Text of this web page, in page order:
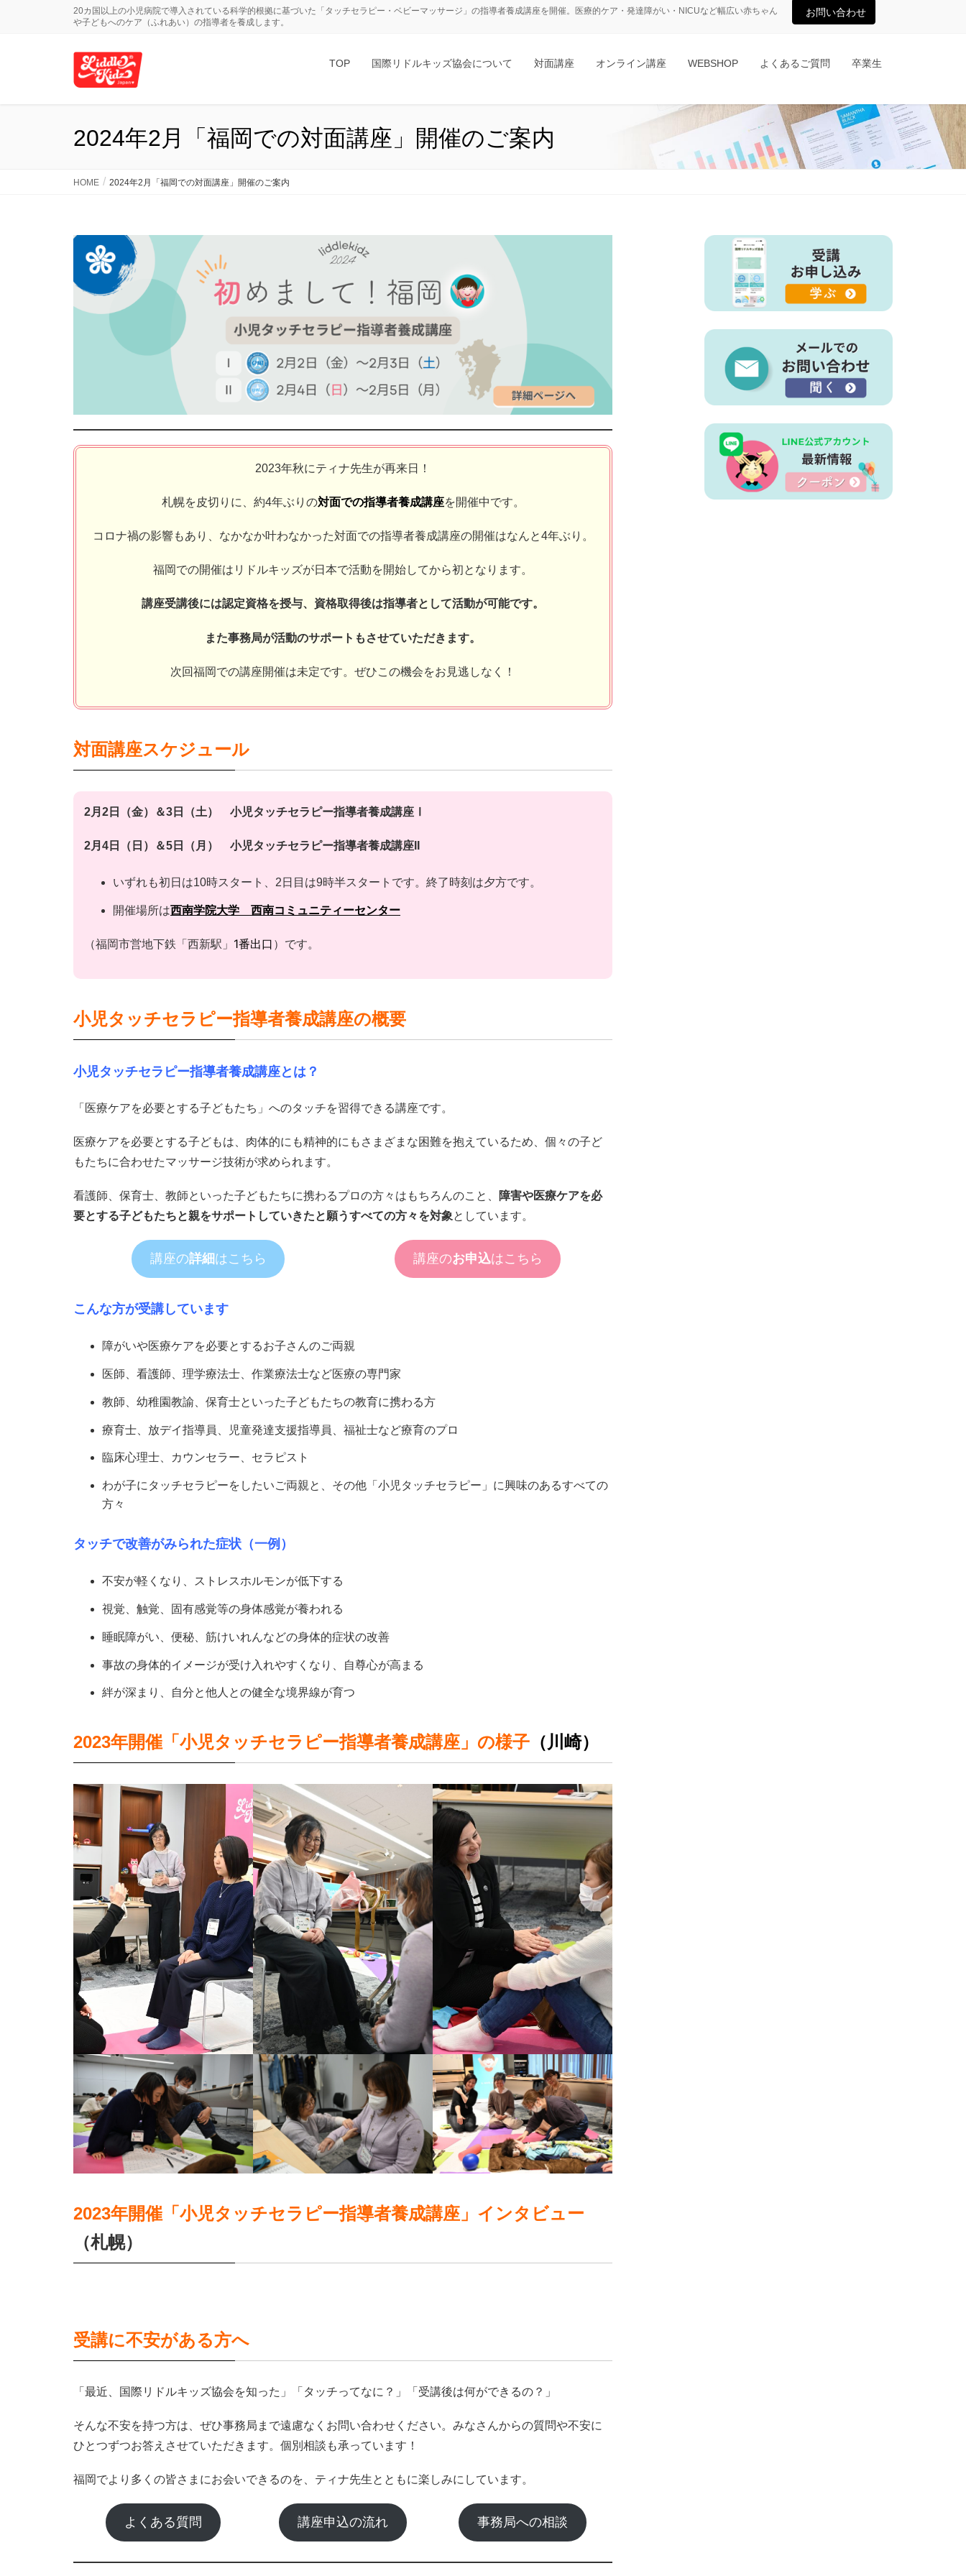
20カ国以上の小児病院で導入されている科学的根拠に基づいた「タッチセラピー・ベビーマッサージ」の指導者養成講座を開催。医療的ケア・発達障がい・NICUなど幅広い赤ちゃん
や子どもへのケア（ふれあい）の指導者を養成します。
お問い合わせ
TOP 国際リドルキッズ協会について 対面講座 オンライン講座 WEBSHOP よくあるご質問 卒業生
2024年2月「福岡での対面講座」開催のご案内
HOME 2024年2月「福岡での対面講座」開催のご案内
2023年秋にティナ先生が再来日！
札幌を皮切りに、約4年ぶりの対面での指導者養成講座を開催中です。
コロナ禍の影響もあり、なかなか叶わなかった対面での指導者養成講座の開催はなんと4年ぶり。
福岡での開催はリドルキッズが日本で活動を開始してから初となります。
講座受講後には認定資格を授与、資格取得後は指導者として活動が可能です。
また事務局が活動のサポートもさせていただきます。
次回福岡での講座開催は未定です。ぜひこの機会をお見逃しなく！
対面講座スケジュール
2月2日（金）＆3日（土） 小児タッチセラピー指導者養成講座Ⅰ
2月4日（日）＆5日（月） 小児タッチセラピー指導者養成講座II
いずれも初日は10時スタート、2日目は9時半スタートです。終了時刻は夕方です。
開催場所は西南学院大学 西南コミュニティーセンター
（福岡市営地下鉄「西新駅」 1番出口 ）です。
小児タッチセラピー指導者養成講座の概要
小児タッチセラピー指導者養成講座とは？
「医療ケアを必要とする子どもたち」へのタッチを習得できる講座です。
医療ケアを必要とする子どもは、肉体的にも精神的にもさまざまな困難を抱えているため、個々の子ど
もたちに合わせたマッサージ技術が求められます。
看護師、保育士、教師といった子どもたちに携わるプロの方々はもちろんのこと、
障害や医療ケアを必
要とする子どもたちと親をサポートしていきたと願うすべての方々を対象としています。
講座の詳細はこちら 講座のお申込はこちら
こんな方が受講しています
障がいや医療ケアを必要とするお子さんのご両親
医師、看護師、理学療法士、作業療法士など医療の専門家
教師、幼稚園教諭、保育士といった子どもたちの教育に携わる方
療育士、放デイ指導員、児童発達支援指導員、福祉士など療育のプロ
臨床心理士、カウンセラー、セラピスト
わが子にタッチセラピーをしたいご両親と、その他「小児タッチセラピー」に興味のあるすべての
方々
タッチで改善がみられた症状（一例）
不安が軽くなり、ストレスホルモンが低下する
視覚、触覚、固有感覚等の身体感覚が養われる
睡眠障がい、便秘、筋けいれんなどの身体的症状の改善
事故の身体的イメージが受け入れやすくなり、自尊心が高まる
絆が深まり、自分と他人との健全な境界線が育つ
2023年開催「小児タッチセラピー指導者養成講座」の様子 （川崎）
2023年開催「小児タッチセラピー指導者養成講座」インタビュー
（札幌）
受講に不安がある方へ
「最近、国際リドルキッズ協会を知った」「タッチってなに？」「受講後は何ができるの？」
そんな不安を持つ方は、ぜひ事務局まで遠慮なくお問い合わせください。みなさんからの質問や不安に
ひとつずつお答えさせていただきます。個別相談も承っています！
福岡でより多くの皆さまにお会いできるのを、ティナ先生とともに楽しみにしています。
よくある質問 講座申込の流れ 事務局への相談